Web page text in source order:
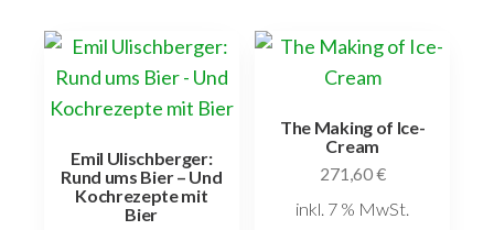
Emil Ulischberger:
Rund ums Bier – Und
Kochrezepte mit
Bier
The Making of Ice-
Cream
271,60€
inkl. 7 % MwSt.